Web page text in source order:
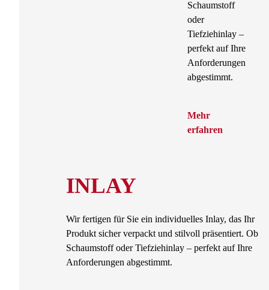
Schaumstoff
oder
Tiefziehinlay –
perfekt auf Ihre
Anforderungen
abgestimmt.
Mehr
erfahren
INLAY
Wir fertigen für Sie ein individuelles Inlay, das Ihr
Produkt sicher verpackt und stilvoll präsentiert. Ob
Schaumstoff oder Tiefziehinlay – perfekt auf Ihre
Anforderungen abgestimmt.